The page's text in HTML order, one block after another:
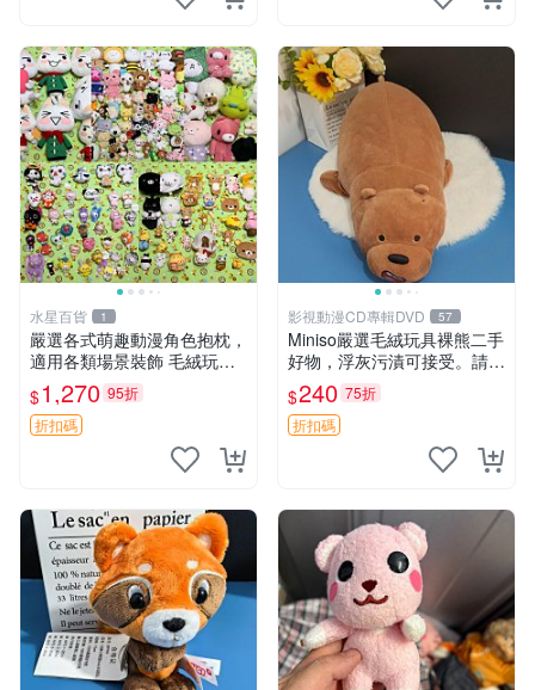
水星百貨 1
嚴選各式萌趣動漫角色抱枕，
適用各類場景裝飾 毛絨玩
具、卡通抱枕、趣味玩偶
$1,270 95折
折扣碼
影視動漫CD專輯DVD 57
Miniso嚴選毛絨玩具裸熊二手
好物，浮灰污漬可接受。請詳
閱照片再下單，售出不退不
換。全新品相收藏推薦。 裸
熊 毛絨玩具 收藏
$240 75折
折扣碼